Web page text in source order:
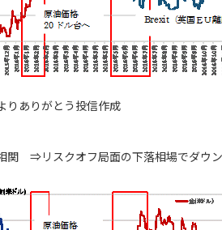
りありがとう投信作成
関 ⇒リスクオフ局面の下落相場でダウ